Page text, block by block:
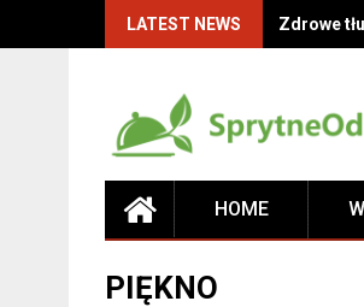
LATEST NEWS Zdrowe
HOME
PIĘKNO